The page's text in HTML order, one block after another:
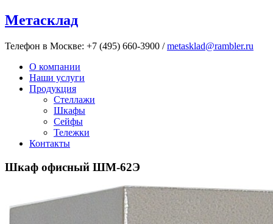
Метасклад
Телефон в Москве: +7 (495) 660-3900 /metasklad@rambler.ru
О компании
Наши услуги
Продукция
Стеллажи
Шкафы
Сейфы
Тележки
Контакты
Шкаф офисный ШМ-62Э